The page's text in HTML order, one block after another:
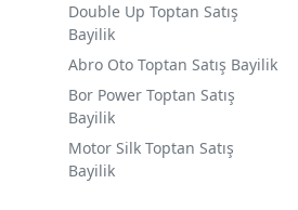
Double Up Toptan Satış
Bayilik
Abro Oto Toptan Satış Bayilik
Bor Power Toptan Satış
Bayilik
Motor Silk Toptan Satış
Bayilik